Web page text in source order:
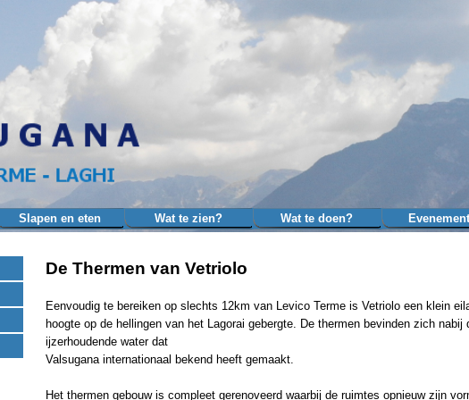
Menu overslaan
Slapen en eten ▼
Wat te zien? ▼
Wat te doen? ▼
De Thermen van Vetriolo
Eenvoudig te bereiken op slechts 12km van Levico Terme is Vetriolo een klein
hoogte op de hellingen van het Lagorai gebergte. De thermen bevinden zich nabij
ijzerhoudende water dat
Valsugana internationaal bekend heeft gemaakt.
Het thermen gebouw is compleet gerenoveerd waarbij de ruimtes opnieuw zijn